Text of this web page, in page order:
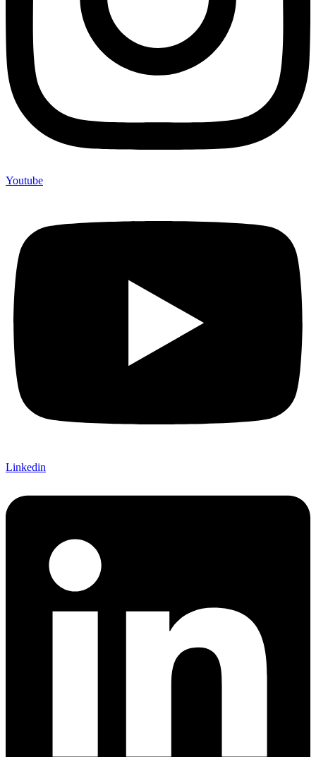
Youtube
Linkedin